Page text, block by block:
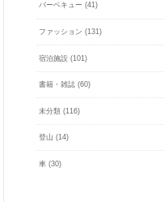
バーベキュー (41)
ファッション (131)
宿泊施設 (101)
書籍・雑誌 (60)
未分類 (116)
登山 (14)
車 (30)